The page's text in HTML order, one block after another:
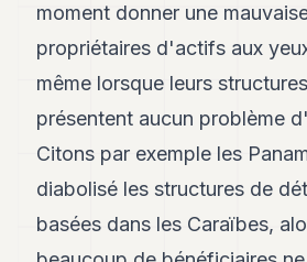
moment donner une
propriétaires d'actifs aux
même lorsque leurs
présentent aucun problème
Citons par exemple les
diabolisé les structures de
basées dans les Caraïbes,